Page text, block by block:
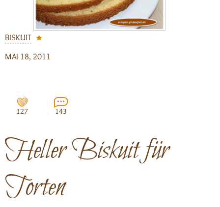
BISKUIT
MAI 18, 2011
127 143
Heller Biskuit für
Torten